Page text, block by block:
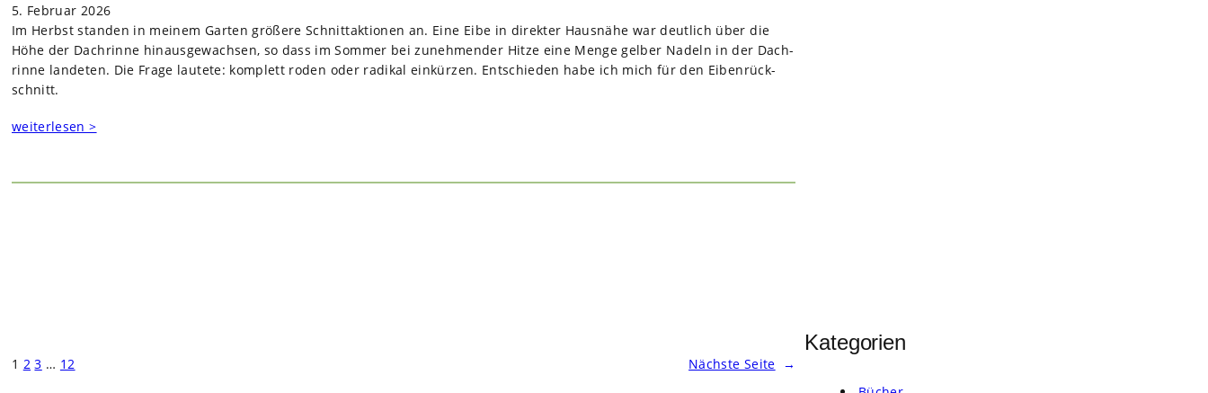
5. Februar 2026
Im Herbst stan­den in mei­nem Gar­ten grö­ßere Schnitt­ak­tio­nen an. Eine Eibe in direk­ter Haus­nähe war deut­lich über die
Höhe der Dach­rinne hin­aus­ge­wach­sen, so dass im Som­mer bei zuneh­men­der Hitze eine Menge gel­ber Nadeln in der Dach­
rinne lan­de­ten. Die Frage lau­tete: kom­plett roden oder radi­kal ein­kür­zen. Ent­schie­den habe ich mich für den Eiben­rück­
schnitt.
weiterlesen >
1 2 3 … 12 Nächste Seite →
Kategorien